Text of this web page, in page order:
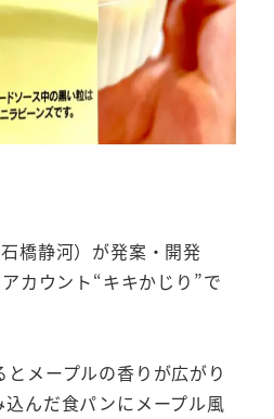
橋静河）が発案・開発
カウント“キキかじり”で
メープルの香りが広がり
込んだ食パンにメープル風